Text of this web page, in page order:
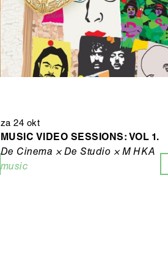
za 24 okt
MUSIC VIDEO SESSIONS: VOL 1.
De Cinema × De Studio × M HKA
music